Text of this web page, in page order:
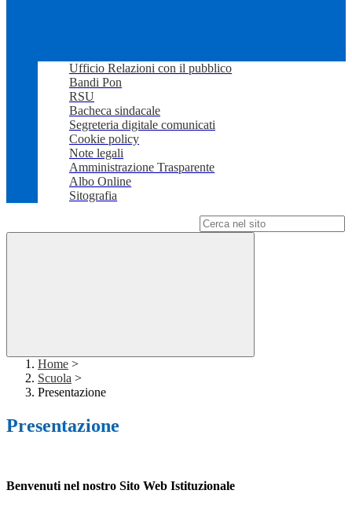
Ufficio Relazioni con il pubblico
Bandi Pon
RSU
Bacheca sindacale
Segreteria digitale comunicati
Cookie policy
Note legali
Amministrazione Trasparente
Albo Online
Sitografia
Home >
Scuola >
Presentazione
Presentazione
Benvenuti nel nostro Sito Web Istituzionale